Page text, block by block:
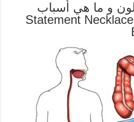
و ما هي أسباب
الإصابة به رحيق Statement Necklace